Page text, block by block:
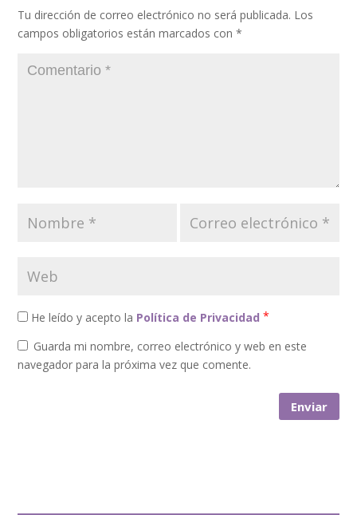
Tu dirección de correo electrónico no será publicada. Los
campos obligatorios están marcados con*
He leído y acepto la Política de Privacidad *
Guarda mi nombre, correo electrónico y web en este
navegador para la próxima vez que comente.